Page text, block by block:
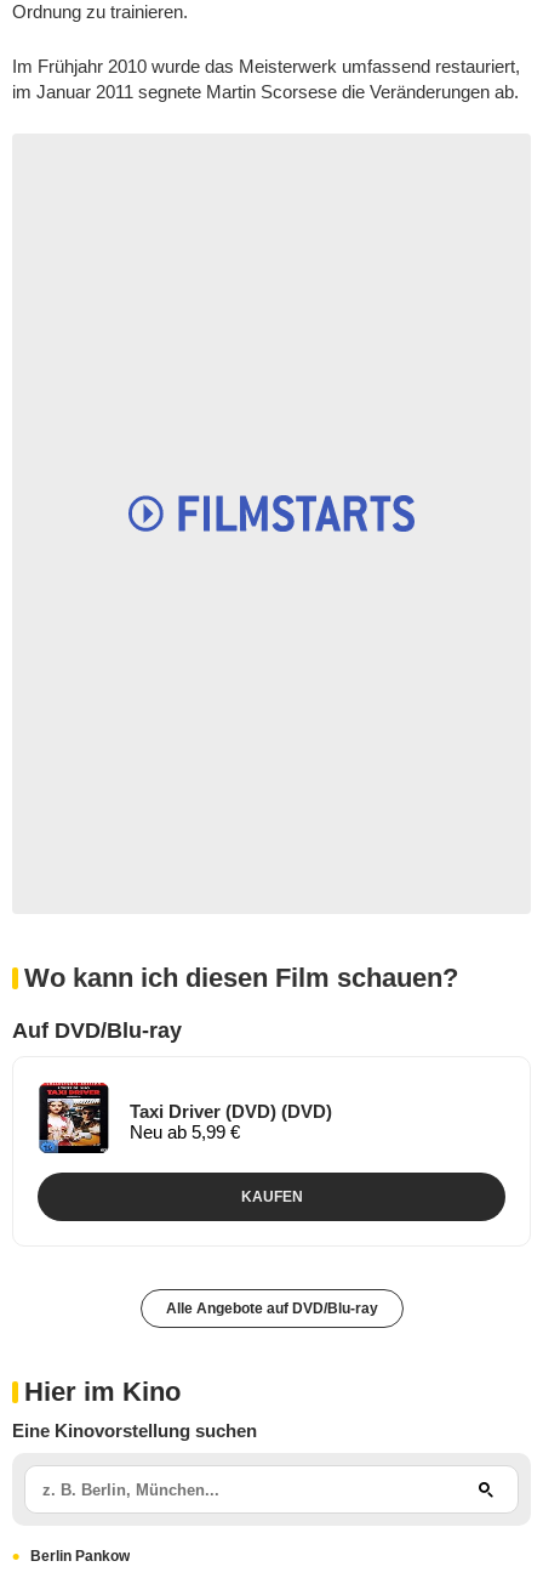
Ordnung zu trainieren.
Im Frühjahr 2010 wurde das Meisterwerk umfassend restauriert,
im Januar 2011 segnete Martin Scorsese die Veränderungen ab.
Wo kann ich diesen Film schauen?
Auf DVD/Blu-ray
Taxi Driver (DVD) (DVD)
Neu ab 5,99 €
KAUFEN
Alle Angebote auf DVD/Blu-ray
Hier im Kino
Eine Kinovorstellung suchen
Berlin Pankow